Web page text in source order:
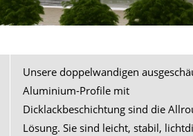
Unsere doppelwandigen
Aluminium-Profile mit
Dicklackbeschichtung sind die
Lösung. Sie sind leicht, stabil,